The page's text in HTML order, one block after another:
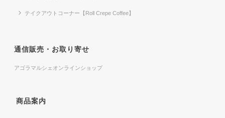
テイクアウトコーナー【Roll Crepe Coffee】
通信販売・お取り寄せ
アゴラマルシェオンラインショップ
商品案内